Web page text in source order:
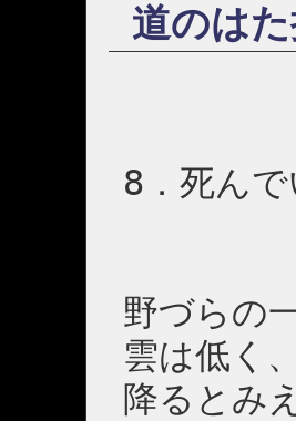
道のは
8．死んで
野づらの
雲は低く
降るとみ